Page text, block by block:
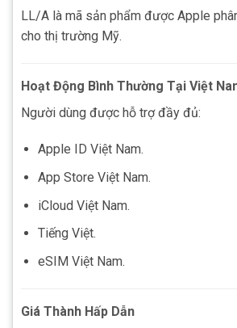
LL/A là mã sản phẩm được Apple
cho thị trường Mỹ.
Hoạt Động Bình Thường Tại Việt
Người dùng được hỗ trợ đầy đủ:
Apple ID Việt Nam.
App Store Việt Nam.
iCloud Việt Nam.
Tiếng Việt.
eSIM Việt Nam.
Giá Thành Hấp Dẫn